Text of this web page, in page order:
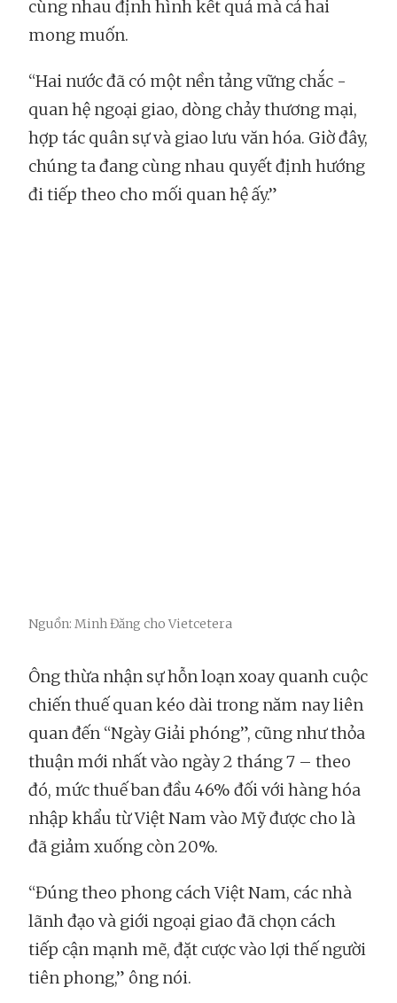
cùng nhau định hình kết quả mà cả hai
mong muốn.
“Hai nước đã có một nền tảng vững chắc -
quan hệ ngoại giao, dòng chảy thương mại,
hợp tác quân sự và giao lưu văn hóa. Giờ đây,
chúng ta đang cùng nhau quyết định hướng
đi tiếp theo cho mối quan hệ ấy.”
Nguồn: Minh Đăng cho Vietcetera
Ông thừa nhận sự hỗn loạn xoay quanh cuộc
chiến thuế quan kéo dài trong năm nay liên
quan đến “Ngày Giải phóng”, cũng như thỏa
thuận mới nhất vào ngày 2 tháng 7 – theo
đó, mức thuế ban đầu 46% đối với hàng hóa
nhập khẩu từ Việt Nam vào Mỹ được cho là
đã giảm xuống còn 20%.
“Đúng theo phong cách Việt Nam, các nhà
lãnh đạo và giới ngoại giao đã chọn cách
tiếp cận mạnh mẽ, đặt cược vào lợi thế người
tiên phong,” ông nói.